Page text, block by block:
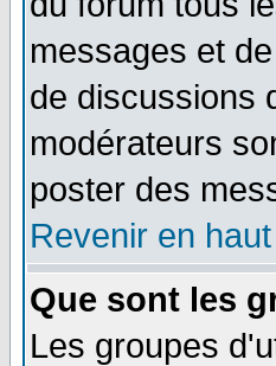
messages et
de discussions
modérateurs
poster des
Revenir en haut
Que sont les
Les groupes